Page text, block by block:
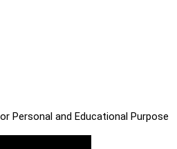
Personal and Educational Purpose